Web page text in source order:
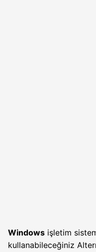
Windows işletim
kullanabileceğiniz